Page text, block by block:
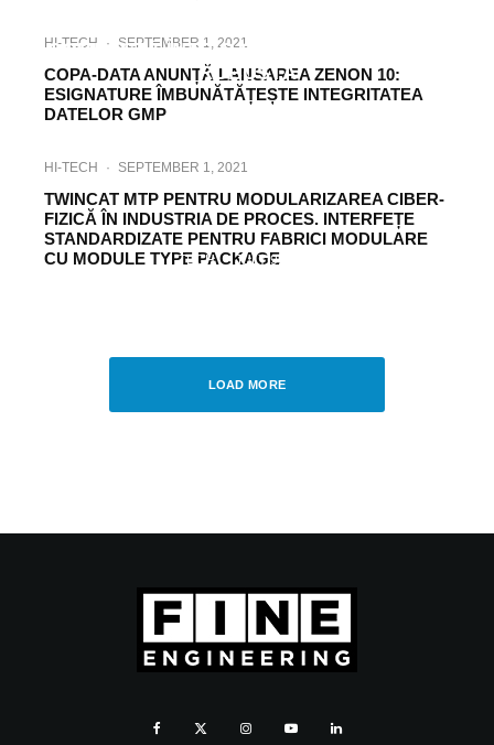
COMPACTĂ ÎNTR-O CARCASĂ METALICĂ
ROBUSTĂ
HI-TECH · SEPTEMBER 1, 2021
COPA-DATA ANUNȚĂ LANSAREA ZENON 10:
ESIGNATURE ÎMBUNĂTĂȚEȘTE INTEGRITATEA
DATELOR GMP
HI-TECH · SEPTEMBER 1, 2021
TWINCAT MTP PENTRU MODULARIZAREA CIBER-
FIZICĂ ÎN INDUSTRIA DE PROCES. INTERFEȚE
STANDARDIZATE PENTRU FABRICI MODULARE
CU MODULE TYPE PACKAGE
TECH · JULY 9, 2021
LOAD MORE